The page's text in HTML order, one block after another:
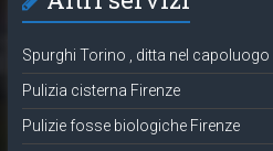
Spurghi Torino , ditta nel
Pulizia cisterna Firenze
Pulizie fosse biologiche Firenze